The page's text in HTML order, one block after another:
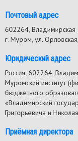
Почтовый адрес
602264, Владимирская
г. Муром, ул.
Юридический адрес
Россия, 602264,
Муромский институт
бюджетного
«Владимирский
Григорьевича и
Приёмная директора